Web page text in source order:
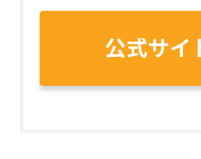
公式サイ